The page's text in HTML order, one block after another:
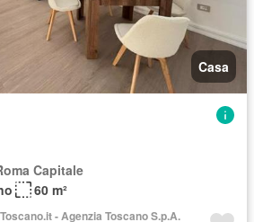
Casa
Capitale
60 m²
- Agenzia Toscano S.p.A.